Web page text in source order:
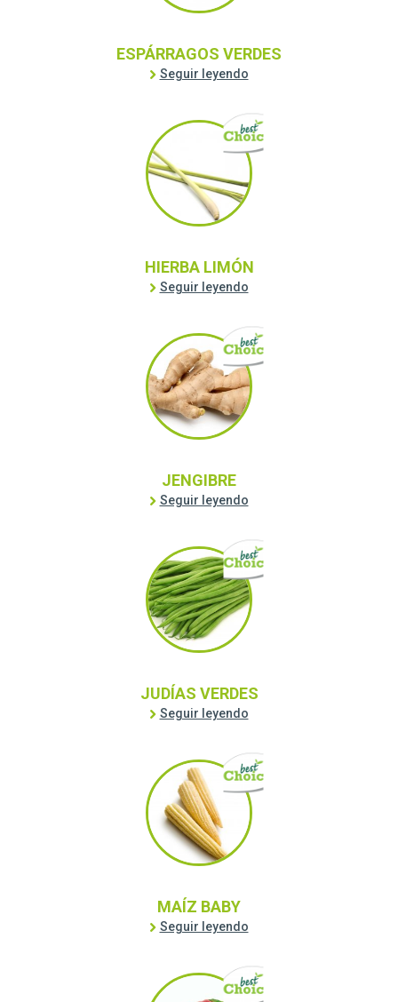
ESPÁRRAGOS VERDES
Seguir leyendo
HIERBA LIMÓN
Seguir leyendo
JENGIBRE
Seguir leyendo
JUDÍAS VERDES
Seguir leyendo
MAÍZ BABY
Seguir leyendo